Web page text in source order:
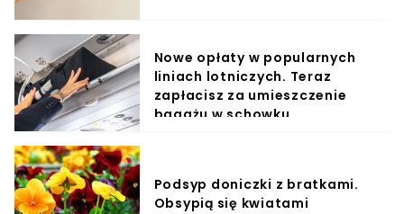
Nowe opłaty w popularnych
liniach lotniczych. Teraz
zapłacisz za umieszczenie
bagażu w schowku
Podsyp doniczki z bratkami.
Obsypią się kwiatami